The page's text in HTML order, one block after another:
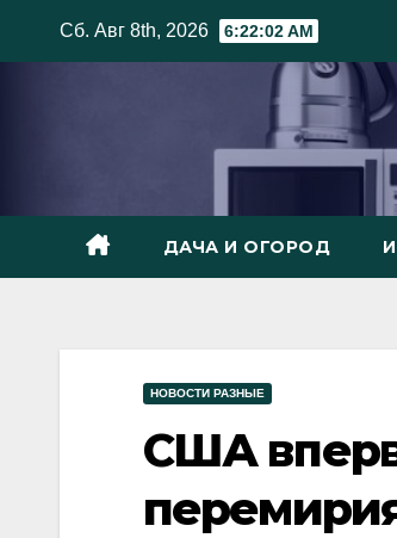
Сб. Авг 8th, 2026 6:22:03 AM
ДАЧА И ОГОРОД
НОВОСТИ РАЗНЫЕ
США